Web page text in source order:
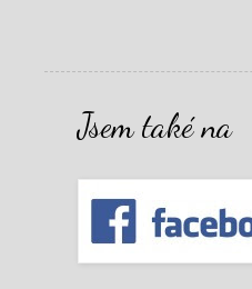
Jsem také na